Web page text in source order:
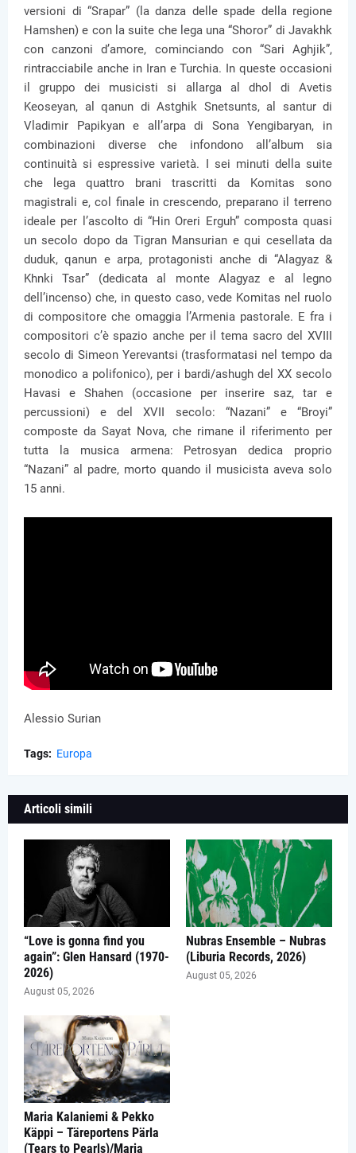
versioni di “Srapar” (la danza delle spade della regione
Hamshen) e con la suite che lega una “Shoror” di Javakhk
con canzoni d’amore, cominciando con “Sari Aghjik”,
rintracciabile anche in Iran e Turchia. In queste occasioni
il gruppo dei musicisti si allarga al dhol di Avetis
Keoseyan, al qanun di Astghik Snetsunts, al santur di
Vladimir Papikyan e all’arpa di Sona Yengibaryan, in
combinazioni diverse che infondono all’album sia
continuità si espressive varietà. I sei minuti della suite
che lega quattro brani trascritti da Komitas sono
magistrali e, col finale in crescendo, preparano il terreno
ideale per l’ascolto di “Hin Oreri Erguh” composta quasi
un secolo dopo da Tigran Mansurian e qui cesellata da
duduk, qanun e arpa, protagonisti anche di “Alagyaz &
Khnki Tsar” (dedicata al monte Alagyaz e al legno
dell’incenso) che, in questo caso, vede Komitas nel ruolo
di compositore che omaggia l’Armenia pastorale. E fra i
compositori c’è spazio anche per il tema sacro del XVIII
secolo di Simeon Yerevantsi (trasformatasi nel tempo da
monodico a polifonico), per i bardi/ashugh del XX secolo
Havasi e Shahen (occasione per inserire saz, tar e
percussioni) e del XVII secolo: “Nazani” e “Broyi”
composte da Sayat Nova, che rimane il riferimento per
tutta la musica armena: Petrosyan dedica proprio
“Nazani” al padre, morto quando il musicista aveva solo
15 anni.
Alessio Surian
Tags: Europa
Articoli simili
“Love is gonna find you
again”: Glen Hansard (1970-
2026)
August 05, 2026
Nubras Ensemble – Nubras
(Liburia Records, 2026)
August 05, 2026
Maria Kalaniemi & Pekko
Käppi – Täreportens Pärla
(Tears to Pearls)/Maria